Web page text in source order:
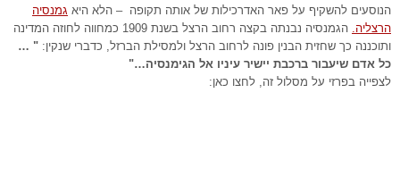
הנוסעים להשקיף על פאר האדרכילות של אותה תקופה – הלא היאגמנסיה
הרצליה.
הגמנסיה נבנתה בקצה רחוב הרצל בשנת 1909 כמחווה לחוזה המדינה
ותוכננה כך שחזית הבנין פונה לרחוב הרצל ולמסילת הברזל, כדברי שנקין:" …
כל אדם שיעבור ברכבת יישיר עיניו אל הגימנסיה…"
לצפייה בפרזי על מסלול זה, לחצו כאן: